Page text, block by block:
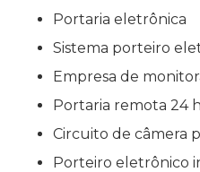
portaria eletrônica
sistema porteiro
empresa de
portaria remota 24
circuito de câmera
porteiro eletrônico